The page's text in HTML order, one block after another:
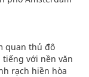
quan thủ đô
với nền văn
rạch hiền hòa